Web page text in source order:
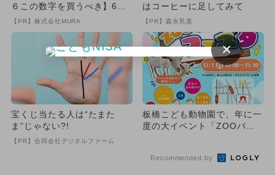
６この数字を買うべき】6つ
の数字が「完全一致」する
【PR】株式会社MURA
はコーヒーに足してみて
【PR】森永乳業
宝くじ当たる人は“たまた
ま”じゃない?!
【PR】合同会社デジタルファーム
板橋こども動物園で、年に一
度の大イベント「ZOOパー
Recommended by
×